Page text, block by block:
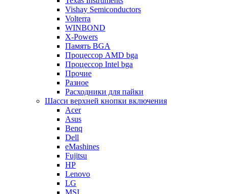
Vishay Semiconductors
Volterra
WINBOND
X-Powers
Память BGA
Процессор AMD bga
Процессор Intel bga
Прочие
Разное
Расходники для пайки
Шасси верхней кнопки включения
Acer
Asus
Benq
Dell
eMashines
Fujitsu
HP
Lenovo
LG
MSI